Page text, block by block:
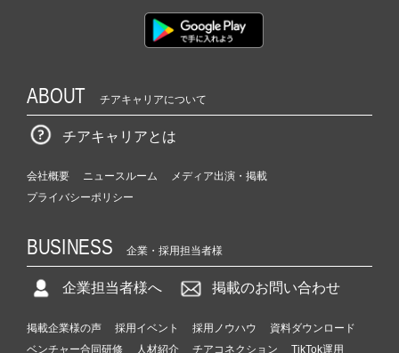
ABOUT チアキャリアについて
チアキャリアとは
会社概要 ニュースルーム
メディア出演・掲載
プライバシーポリシー
BUSINESS 企業・採用担当者様
企業担当者様へ 掲載のお問い合わせ
掲載企業様の声 採用イベント 採用ノウハウ
資料ダウンロード
ベンチャー合同研修
人材紹介 チアコネクション
TikTok運用